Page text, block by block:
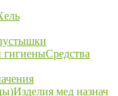
гигиеныСредства
Изделия мед назнач